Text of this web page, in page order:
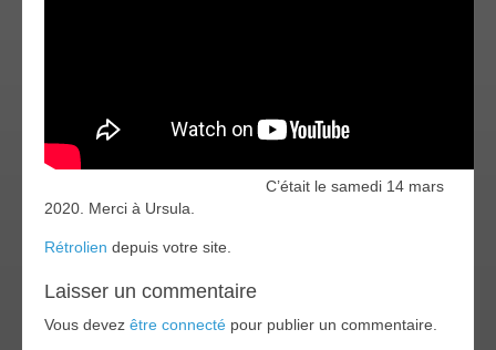
C’était le samedi 14 mars
2020. Merci à Ursula.
Rétrolien depuis votre site.
Laisser un commentaire
Vous devez être connecté pour publier un commentaire.